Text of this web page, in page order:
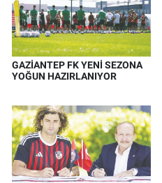
GAZİANTEP FK YENİ SEZONA
YOĞUN HAZIRLANIYOR